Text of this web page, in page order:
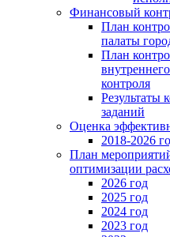
Финансовый
План
палаты
План
контроля
Результаты
заданий
Оценка
2018-2026
План
оптимизации
2026 год
2025 год
2024 год
2023 год